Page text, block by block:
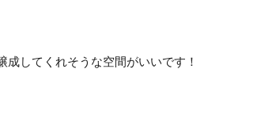
してくれそうな空間がいいです！